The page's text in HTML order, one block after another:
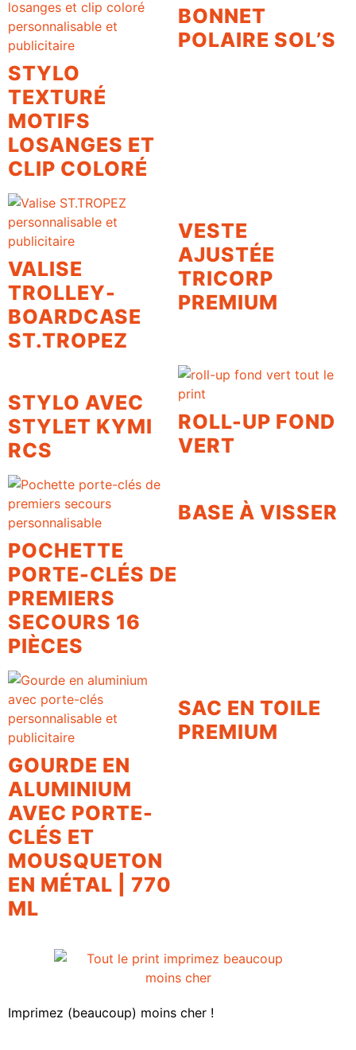
STYLO
TEXTURÉ
MOTIFS
LOSANGES ET
CLIP COLORÉ
BONNET
POLAIRE SOL’S
VALISE
TROLLEY-
BOARDCASE
ST.TROPEZ
VESTE
AJUSTÉE
TRICORP
PREMIUM
STYLO AVEC
STYLET KYMI
RCS
ROLL-UP FOND
VERT
POCHETTE
PORTE-CLÉS DE
PREMIERS
SECOURS 16
PIÈCES
BASE À VISSER
GOURDE EN
ALUMINIUM
AVEC PORTE-
CLÉS ET
MOUSQUETON
EN MÉTAL | 770
ML
SAC EN TOILE
PREMIUM
Imprimez (beaucoup) moins cher !